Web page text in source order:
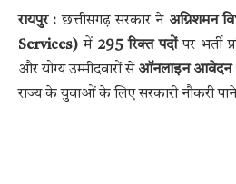
रायपुर : छत्तीसगढ़ सरकार ने अग्निशमन
Services) में 295 रिक्त पदोंपर भर्ती
और योग्य उम्मीदवारों से ऑनलाइन आवेदन
राज्य के युवाओं के लिए सरकारी नौकरी